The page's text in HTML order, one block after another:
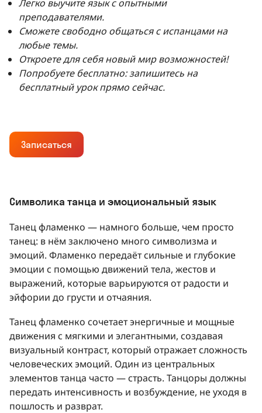
Легко выучите язык с опытными
преподавателями.
Сможете свободно общаться с испанцами на
любые темы.
Откроете для себя новый мир возможностей!
Попробуете бесплатно: запишитесь на
бесплатный урок прямо сейчас.
Записаться
Символика танца и эмоциональный язык
Танец фламенко — намного больше, чем просто
танец: в нём заключено много символизма и
эмоций. Фламенко передаёт сильные и глубокие
эмоции с помощью движений тела, жестов и
выражений, которые варьируются от радости и
эйфории до грусти и отчаяния.
Танец фламенко сочетает энергичные и мощные
движения с мягкими и элегантными, создавая
визуальный контраст, который отражает сложность
человеческих эмоций. Один из центральных
элементов танца часто — страсть. Танцоры должны
передать интенсивность и возбуждение, не уходя в
пошлость и разврат.